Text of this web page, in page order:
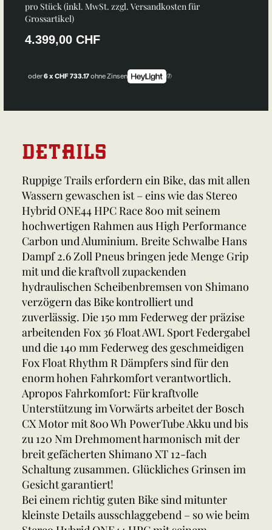
pro Stück (inkl. MwSt. zzgl. Versandkosten für
Grossartikel)
4.399,00 CHF
oder6 x CHF 733.17ohne Zinsen
DETAILS
Ruppige Trails erfordern ein Bike, das mit allen
Wassern gewaschen ist – eins wie das Stereo
Hybrid ONE44 HPC Race 800 mit seinem
hochwertigen Rahmen aus High Performance
Carbon und Aluminium. Breite Schwalbe Hans
Dampf 2.6 Zoll Pneus bringen jede Menge Grip
mit und die kraftvoll zupackenden
hydraulischen Scheibenbremsen von Shimano
verzögern das Bike kontrolliert und
zuverlässig. Die 150 mm Federweg der präzise
arbeitenden Fox 36 Float AWL Sport Federgabel
und die 140 mm Federweg des geschmeidigen
Fox Float Rhythm R Dämpfers sind für den
enorm hohen Fahrkomfort verantwortlich.
Apropos Fahrkomfort: Für kraftvolle
Unterstützung im Vorwärts arbeitet der Bosch
CX Motor mit 800 Wh PowerTube Akku und bis
zu 120 Nm Drehmoment harmonisch mit der
breit gefächerten Shimano XT 12-fach
Schaltung zusammen. Glückliches Grinsen im
Gesicht garantiert!
Bei einem richtig guten Bike sind mitunter
kleinste Details ausschlaggebend – so wie beim